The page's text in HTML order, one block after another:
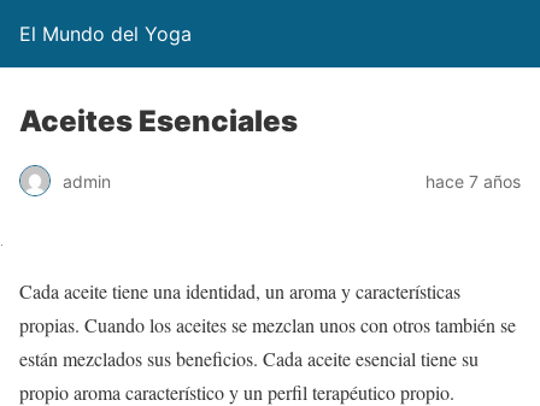
El Mundo del Yoga
Aceites Esenciales
admin hace 7 años
Cada aceite tiene una identidad, un aroma y características
propias. Cuando los aceites se mezclan unos con otros también se
están mezclados sus beneficios. Cada aceite esencial tiene su
propio aroma característico y un perfil terapéutico propio.